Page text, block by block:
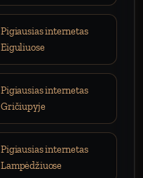
Pigiausias internetas
Eiguliuose
Pigiausias internetas
Gričiupyje
Pigiausias internetas
Lampėdžiuose